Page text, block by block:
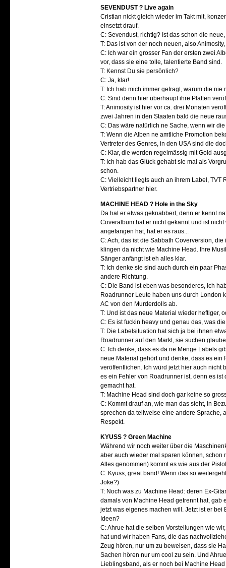
SEVENDUST ? Live again
Cristian nickt gleich wieder im Takt mit,
einsetzt drauf.
C: Sevendust, richtig? Ist das schon die
T: Das ist von der noch neuen, also
C: Ich war ein grosser Fan der ersten zwei
vor, dass sie eine tolle, talentierte Band sind.
T: Kennst Du sie persönlich?
C: Ja, klar!
T: Ich hab mich immer gefragt, warum die
C: Sind denn hier überhaupt ihre Platten
T: Animosity ist hier vor ca. drei Monaten
zwei Jahren in den Staaten bald die neue
C: Das wäre natürlich ne Sache, wenn wir
T: Wenn die Alben ne amtliche Promotion
Vertreter des Genres, in den USA sind die
C: Klar, die werden regelmässig mit Gold
T: Ich hab das Glück gehabt sie mal als
schon.
C: Vielleicht liegts auch an ihrem Label,
Vertriebspartner hier.
MACHINE HEAD ? Hole in the Sky
Da hat er etwas geknabbert, denn er kennt
Coveralbum hat er nicht gekannt und ist
angefangen hat, hat er es raus...
C: Ach, das ist die Sabbath Coverversion,
klingen da nicht wie Machine Head. Ihre
Sänger anfängt ist eh alles klar.
T: Ich denke sie sind auch durch ein paar
andere Richtung.
C: Die Band ist eben was besonderes, ich
Roadrunner Leute haben uns durch London
AC von den Murderdolls ab.
T: Und ist das neue Material wieder heftiger,
C: Es ist fuckin heavy und genau das, was
T: Die Labelsituation hat sich ja bei ihnen
Roadrunner auf den Markt, sie suchen
C: Ich denke, dass es da ne Menge Labels
neue Material gehört und denke, dass es
veröffentlichen. Ich würd jetzt hier auch
es ein Fehler von Roadrunner ist, denn es
gemacht hat.
T: Machine Head sind doch gar keine so
C: Kommt drauf an, wie man das sieht, in
sprechen da teilweise eine andere Sprache,
Respekt.
KYUSS ? Green Machine
Während wir noch weiter über die
aber auch wieder mal sparen können, schon
Altes genommen) kommt es wie aus der
C: Kyuss, great band! Wenn das so
Joke?)
T: Noch was zu Machine Head: deren Ex-
damals von Machine Head getrennt hat, gab
jetzt was eigenes machen will. Jetzt ist er
Ideen?
C: Ahrue hat die selben Vorstellungen wie
hat und wir haben Fans, die das
Zeug hören, nur um zu beweisen, dass sie
Sachen hören nur um cool zu sein. Und
Lieblingsband, als er noch bei Machine